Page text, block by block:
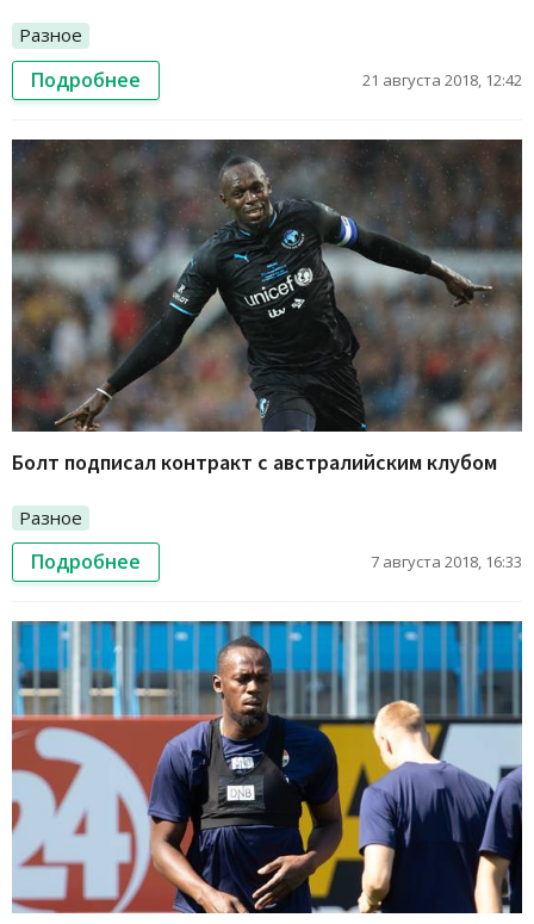
Разное
Подробнее 21 августа 2018, 12:42
Болт подписал контракт с австралийским клубом
Разное
Подробнее 7 августа 2018, 16:33